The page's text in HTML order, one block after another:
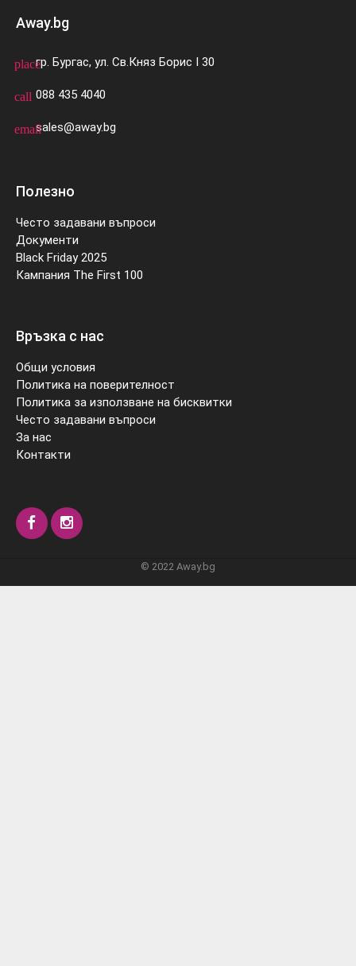
Away.bg
placeгр. Бургас, ул. Св.Княз Борис I 30
call 088 435 4040
emailsales@away.bg
Полезно
Често задавани въпроси
Документи
Black Friday 2025
Кампания The First 100
Връзка с нас
Общи условия
Политика на поверителност
Политика за използване на бисквитки
Често задавани въпроси
За нас
Контакти
© 2022 Away.bg